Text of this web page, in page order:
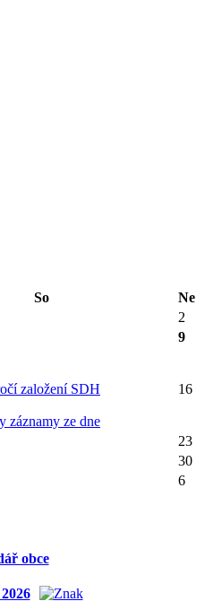
So
Ne
2
9
založení SDH
záznamy ze dne
16
23
30
6
obce